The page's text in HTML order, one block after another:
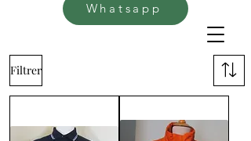
Whatsapp
Filtrer